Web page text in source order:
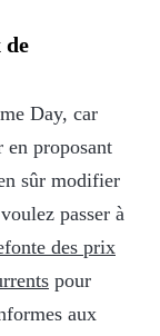
de
Day, car
en proposant
sûr modifier
passer à
des prix
pour
aux